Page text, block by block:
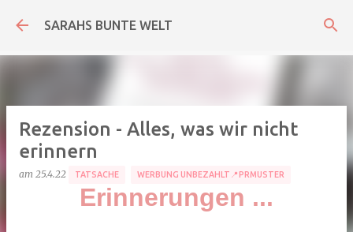
Direkt zum Hauptbereich
SARAHS BUNTE WELT
Rezension - Alles, was wir nicht
erinnern
am 25.4.22 TATSACHE WERBUNG UNBEZAHLT📍PRMUSTER
Erinnerungen ...